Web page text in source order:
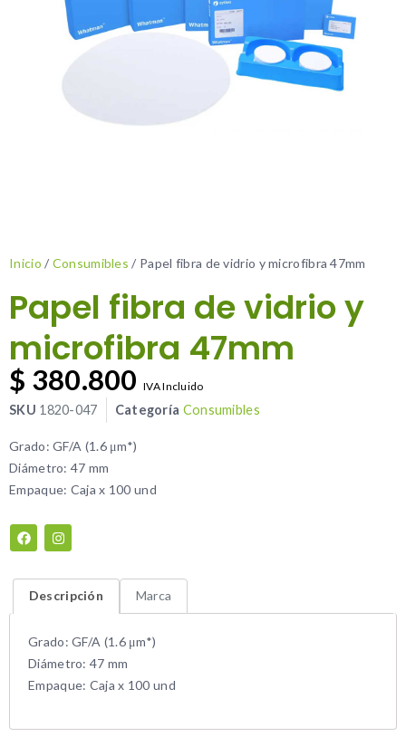
Inicio / Consumibles / Papel fibra de vidrio y microfibra 47mm
Papel fibra de vidrio y
microfibra 47mm
$ 380.800 IVA Incluido
SKU 1820-047 Categoría Consumibles
Grado: GF/A (1.6 μm*)
Diámetro: 47 mm
Empaque: Caja x 100 und
Descripción Marca
Grado: GF/A (1.6 μm*)
Diámetro: 47 mm
Empaque: Caja x 100 und